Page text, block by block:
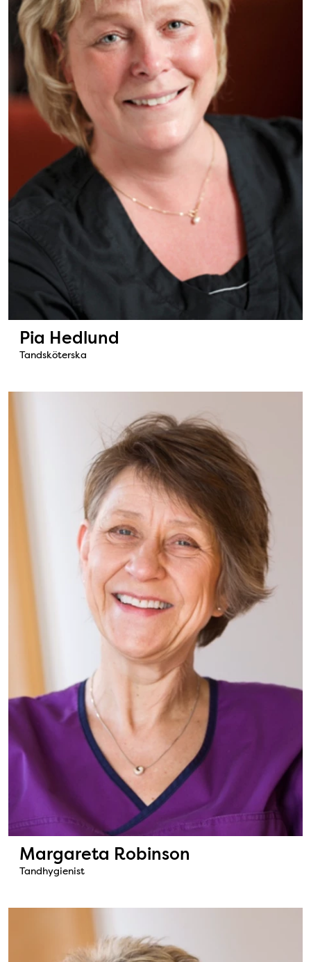
Pia Hedlund
Tandsköterska
Margareta Robinson
Tandhygienist